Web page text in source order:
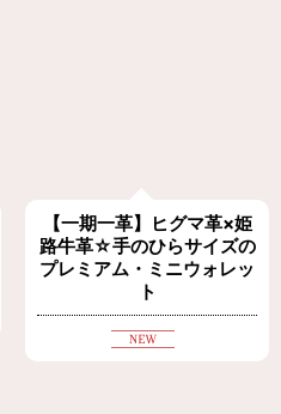
【一期一革】ヒグマ革×姫
路牛革☆手のひらサイズの
プレミアム・ミニウォレッ
ト